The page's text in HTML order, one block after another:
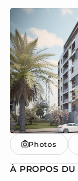
Photos
À PROPOS DU